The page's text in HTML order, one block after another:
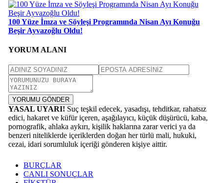
100 Yüze İmza ve Söyleşi Programında Nisan Ayı Konuğu
Beşir Ayvazoğlu Oldu!
YORUM ALANI
YORUMU GÖNDER
YASAL UYARI! Suç teşkil edecek, yasadışı, tehditkar, rahatsız
edici, hakaret ve küfür içeren, aşağılayıcı, küçük düşürücü, kaba,
pornografik, ahlaka aykırı, kişilik haklarına zarar verici ya da
benzeri niteliklerde içeriklerden doğan her türlü mali, hukuki,
cezai, idari sorumluluk içeriği gönderen kişiye aittir.
BURÇLAR
CANLI SONUÇLAR